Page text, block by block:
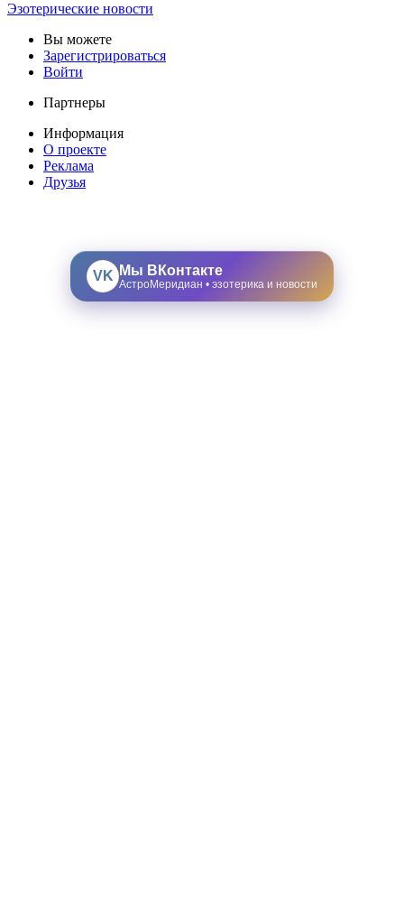
Эзотерические новости
Вы можете
Зарегистрироваться
Войти
Партнеры
Информация
О проекте
Реклама
Друзья
VK Мы ВКонтакте
АстроМеридиан • эзотерика и новости